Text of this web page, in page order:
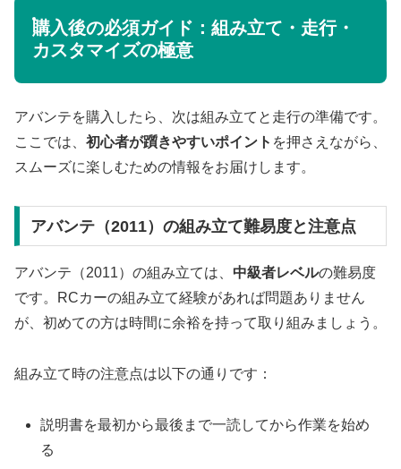
購入後の必須ガイド：組み立て・走行・
カスタマイズの極意
アバンテを購入したら、次は組み立てと走行の準備です。
ここでは、 初心者が躓きやすいポイント を押さえながら、
スムーズに楽しむための情報をお届けします。
アバンテ（2011）の組み立て難易度と注意点
アバンテ（2011）の組み立ては、 中級者レベルの難易度
です。RCカーの組み立て経験があれば問題ありません
が、初めての方は時間に余裕を持って取り組みましょう。
組み立て時の注意点は以下の通りです：
説明書を最初から最後まで一読してから作業を始め
る